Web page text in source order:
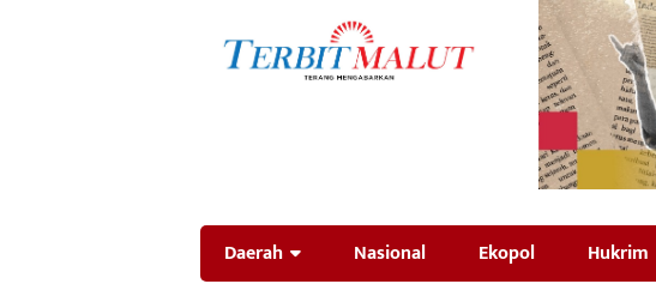
Daerah Nasional Ekopol Hukrim